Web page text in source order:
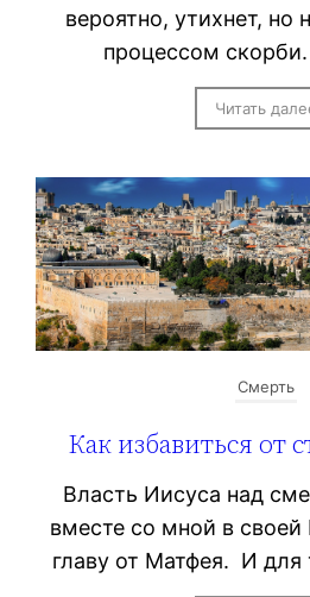
вероятно, утихнет, но
процессом
Читать
Смерть
Как избавиться от
Власть Иисуса над
вместе со мной в
главу от Матфея. И для